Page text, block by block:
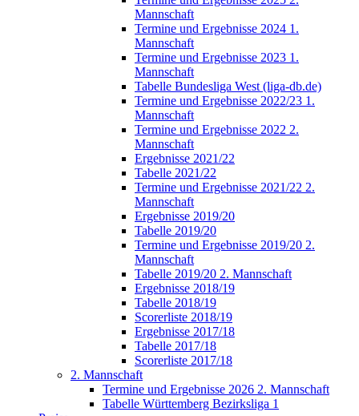
Mannschaft
Termine und Ergebnisse 2024 1.
Mannschaft
Termine und Ergebnisse 2023 1.
Mannschaft
Tabelle Bundesliga West (liga-db.de)
Termine und Ergebnisse 2022/23 1.
Mannschaft
Termine und Ergebnisse 2022 2.
Mannschaft
Ergebnisse 2021/22
Tabelle 2021/22
Termine und Ergebnisse 2021/22 2.
Mannschaft
Ergebnisse 2019/20
Tabelle 2019/20
Termine und Ergebnisse 2019/20 2.
Mannschaft
Tabelle 2019/20 2. Mannschaft
Ergebnisse 2018/19
Tabelle 2018/19
Scorerliste 2018/19
Ergebnisse 2017/18
Tabelle 2017/18
Scorerliste 2017/18
2. Mannschaft
Termine und Ergebnisse 2026 2. Mannschaft
Tabelle Württemberg Bezirksliga 1